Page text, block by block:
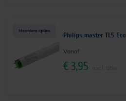
Meerdere opties
Philips master TL5 Eco
Vanaf
€3,95